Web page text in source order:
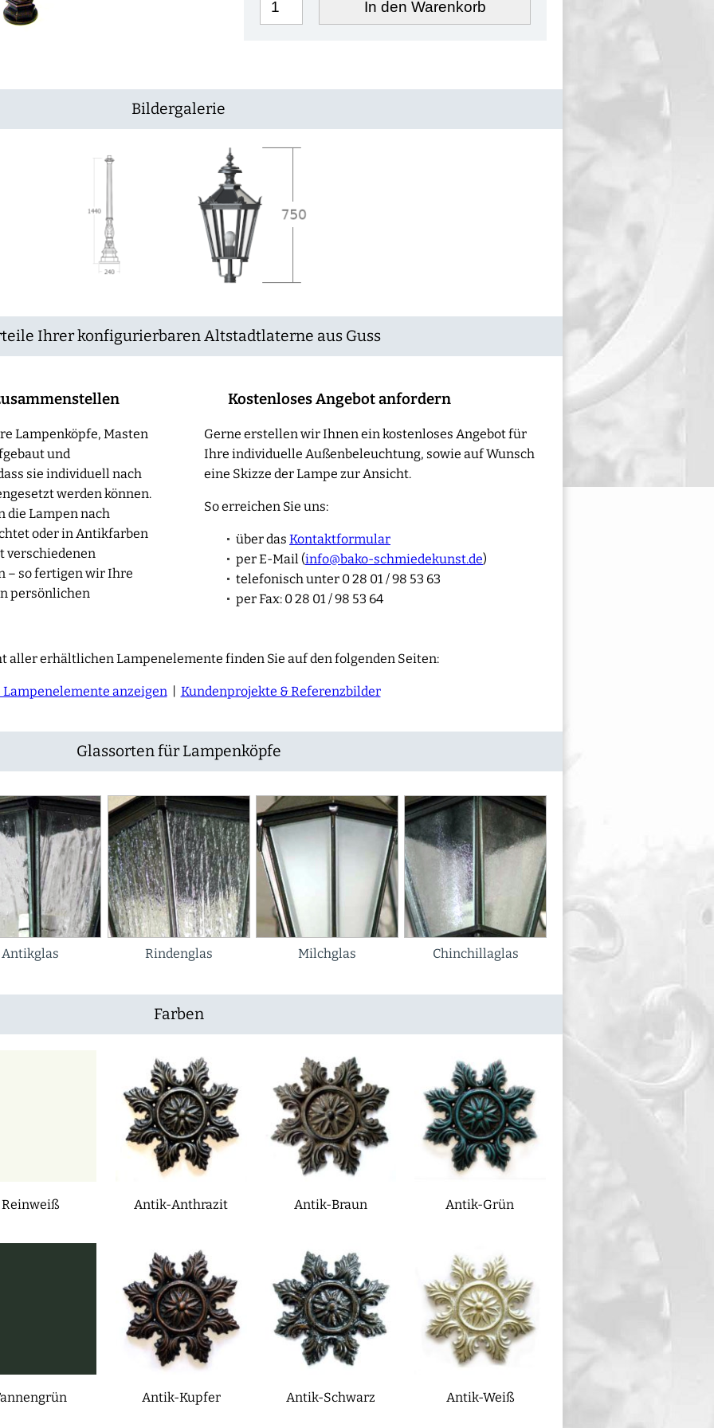
In den Warenkorb
Bildergalerie
Ihrer konfigurierbaren Altstadtlaterne aus Guss
Lampenköpfe, Masten
und
sie individuell nach
werden können.
die Lampen nach
oder in Antikfarben
verschiedenen
– so fertigen wir Ihre
persönlichen
Kostenloses Angebot anfordern
Gerne erstellen wir Ihnen ein kostenloses Angebot für
Ihre individuelle Außenbeleuchtung, sowie auf Wunsch
eine Skizze der Lampe zur Ansicht.
So erreichen Sie uns:
über das Kontaktformular
per E-Mail (info@bako-schmiedekunst.de)
telefonisch unter 0 28 01 / 98 53 63
per Fax: 0 28 01 / 98 53 64
aller erhältlichen Lampenelemente finden Sie auf den folgenden Seiten:
anzeigen | Kundenprojekte & Referenzbilder
Glassorten für Lampenköpfe
Antikglas Rindenglas Milchglas Chinchillaglas
Farben
Reinweiß Antik-Anthrazit Antik-Braun Antik-Grün
Antik-Kupfer Antik-Schwarz Antik-Weiß